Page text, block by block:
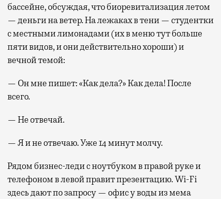
бассейне, обсуждая, что биоревитализация летом
— деньги на ветер. На лежаках в тени — студентки
с местными лимонадами (их в меню тут больше
пяти видов, и они действительно хороши) и
вечной темой:
— Он мне пишет: «Как дела?» Как дела! После
всего.
— Не отвечай.
— Я и не отвечаю. Уже 14 минут молчу.
Рядом бизнес-леди с ноутбуком в правой руке и
телефоном в левой правит презентацию. Wi-Fi
здесь дают по запросу — офис у воды из мема